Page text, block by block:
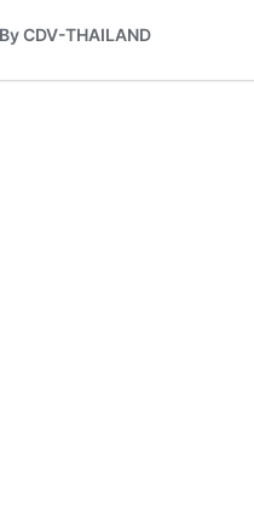
CDV-THAILAND